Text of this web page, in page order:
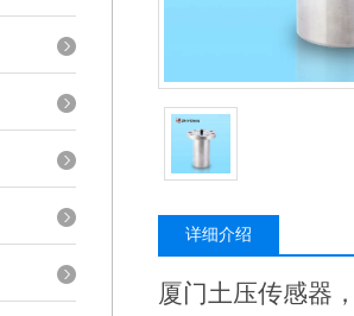
详细介绍
厦门土压传感器